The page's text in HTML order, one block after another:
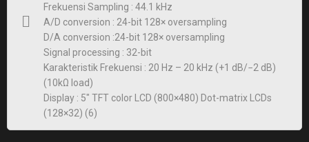
Frekuensi Sampling : 44.1 kHz
A/D conversion : 24-bit 128× oversampling
D/A conversion :24-bit 128× oversampling
Signal processing : 32-bit
Karakteristik Frekuensi : 20 Hz – 20 kHz (+1 dB/−2 dB)
(10kΩ load)
Display : 5″ TFT color LCD (800×480) Dot-matrix LCDs
(128×32) (6)